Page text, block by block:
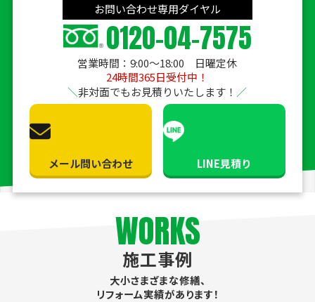
お問い合わせ専用ダイヤル
0120-04-7575
営業時間：9:00〜18:00 日曜定休
24時間365日受付中！
非対面でもお見積りいたします！
メール問い合わせ LINE見積り
WORKS
施工事例
大小さまざまな修繕、
リフォーム実績があります！